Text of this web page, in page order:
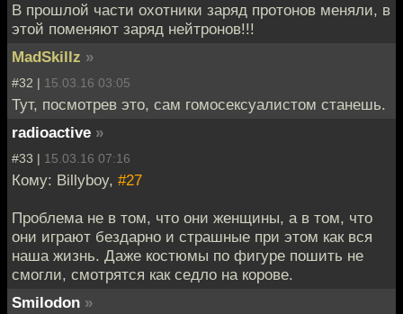
В прошлой части охотники заряд протонов меняли, в
этой поменяют заряд нейтронов!!!
MadSkillz »
#32 | 15.03.16 03:05
Тут, посмотрев это, сам гомосексуалистом станешь.
radioactive »
#33 | 15.03.16 07:16
Кому: Billyboy, #27
Проблема не в том, что они женщины, а в том, что
они играют бездарно и страшные при этом как вся
наша жизнь. Даже костюмы по фигуре пошить не
смогли, смотрятся как седло на корове.
Smilodon »